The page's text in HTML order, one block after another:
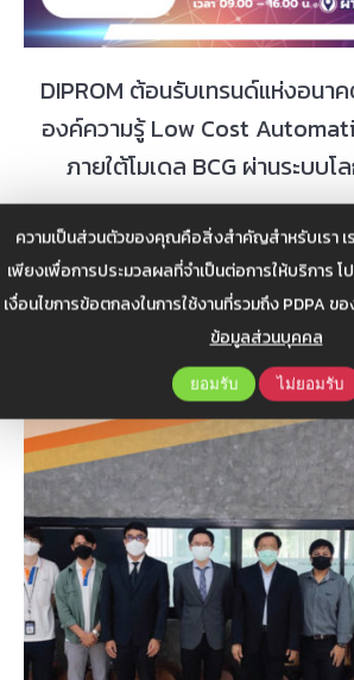
ความเป็นส่วนตัวของคุณคือสิ่งสำคัญสำหรับเรา
เพียงเพื่อการประมวลผลที่จำเป็นต่อการให้บริการ
เงื่อนไขการข้อตกลงในการใช้งานที่รวมถึง PDPA ขอ
ข้อมูลส่วนบุคคล
ยอมรับ ไม่ยอมรับ
DIPROM ต้อนรับเทรนด์แห่งอนา
องค์ความรู้ Low Cost
ภายใต้โมเดล BCG ผ่านระบบโ
DIPROM ต้อนรับเทรนด์แห่งอนาคต 4.0 ถ่า
Cost Automation
กิจกรรม , สัมมนา, อบรม สิงหาคม 9,